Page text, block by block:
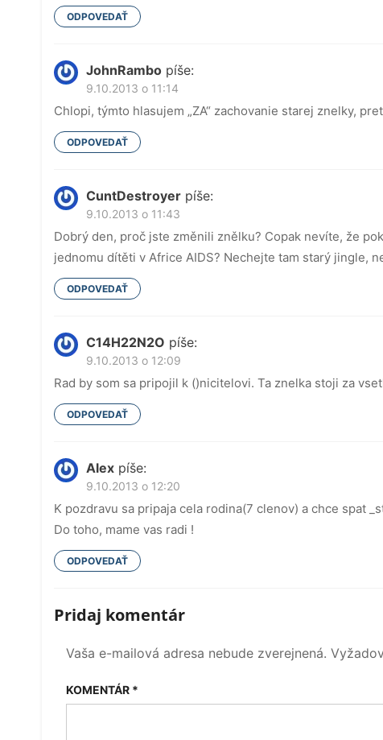
ODPOVEDAŤ
JohnRambo píše:
9.10.2013 o 11:14
Chlopi, týmto hlasujem „ZA“ zachovanie starej znelky,
ODPOVEDAŤ
CuntDestroyer píše:
9.10.2013 o 11:43
Dobrý den, proč jste změnili znělku? Copak nevíte, že
jednomu dítěti v Africe AIDS? Nechejte tam starý jingle,
ODPOVEDAŤ
C14H22N2O píše:
9.10.2013 o 12:09
Rad by som sa pripojil k ()nicitelovi. Ta znelka stoji za
ODPOVEDAŤ
Alex píše:
9.10.2013 o 12:20
K pozdravu sa pripaja cela rodina(7 clenov) a chce spat
Do toho, mame vas radi !
ODPOVEDAŤ
Pridaj komentár
Vaša e-mailová adresa nebude zverejnená.
KOMENTÁR *